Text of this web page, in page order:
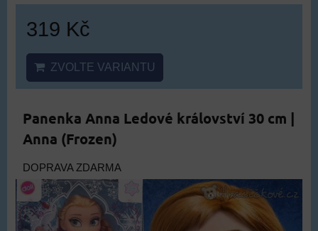
319 Kč
ZVOLTE VARIANTU
Panenka Anna Ledové království 30 cm |
Anna (Frozen)
DOPRAVA ZDARMA